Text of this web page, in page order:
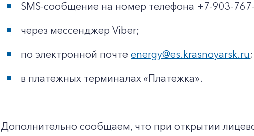
SMS-сообщение на номер телефона +7-903-
через мессенджер Viber;
по электронной почте energy@es.krasnoyarsk.ru;
в платежных терминалах «Платежка».
Дополнительно сообщаем, что при открытии